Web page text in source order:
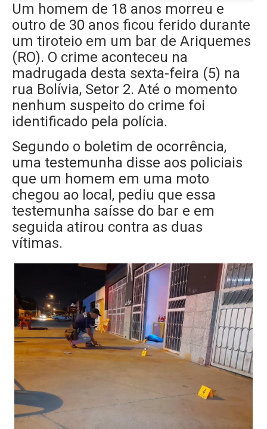
Um homem de 18 anos morreu e
outro de 30 anos ficou ferido durante
um tiroteio em um bar de Ariquemes
(RO). O crime aconteceu na
madrugada desta sexta-feira (5) na
rua Bolívia, Setor 2. Até o momento
nenhum suspeito do crime foi
identificado pela polícia.
Segundo o boletim de ocorrência,
uma testemunha disse aos policiais
que um homem em uma moto
chegou ao local, pediu que essa
testemunha saísse do bar e em
seguida atirou contra as duas
vítimas.